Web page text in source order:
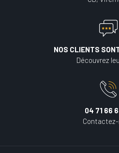
NOS CLIENTS
Découvrez
04 71 66